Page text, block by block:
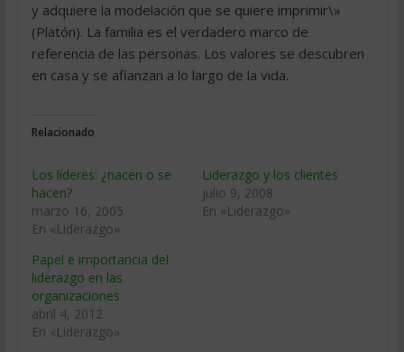
y adquiere la modelación que se quiere imprimir\»
(Platón). La familia es el verdadero marco de
referencia de las personas. Los valores se descubren
en casa y se afianzan a lo largo de la vida.
Relacionado
Los líderes: ¿nacen o se
hacen?
marzo 16, 2005
En «Liderazgo»
Liderazgo y los clientes
julio 9, 2008
En «Liderazgo»
Papel e importancia del
liderazgo en las
organizaciones
abril 4, 2012
En «Liderazgo»